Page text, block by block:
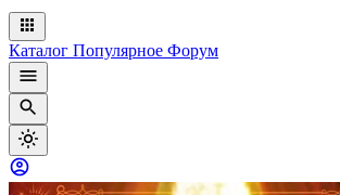
Каталог Популярное Форум